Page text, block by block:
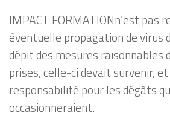
IMPACT FORMATIONn’est pas
éventuelle propagation de virus
dépit des mesures raisonnables
prises, celle-ci devait survenir,
responsabilité pour les dégâts
occasionneraient.